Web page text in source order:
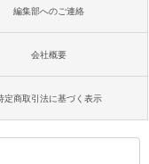
編集部へのご連絡
会社概要
定商取引法に基づく表示